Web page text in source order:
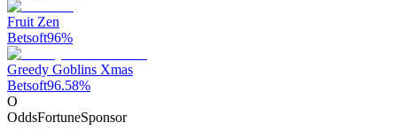
Fruit Zen
Betsoft96%
Greedy Goblins Xmas
Betsoft96.58%
O
OddsFortuneSponsor